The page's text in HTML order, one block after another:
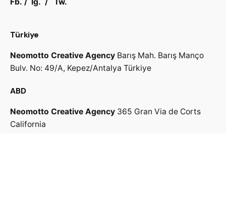
Türkiye
Neomotto Creative Agency Barış Mah. Barış Manço
Bulv. No: 49/A, Kepez/Antalya Türkiye
ABD
Neomotto Creative Agency 365 Gran Via de Corts
California